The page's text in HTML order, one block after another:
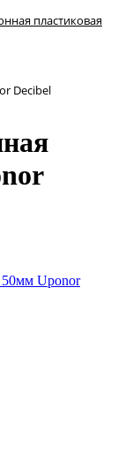
пластиковая
Decibel